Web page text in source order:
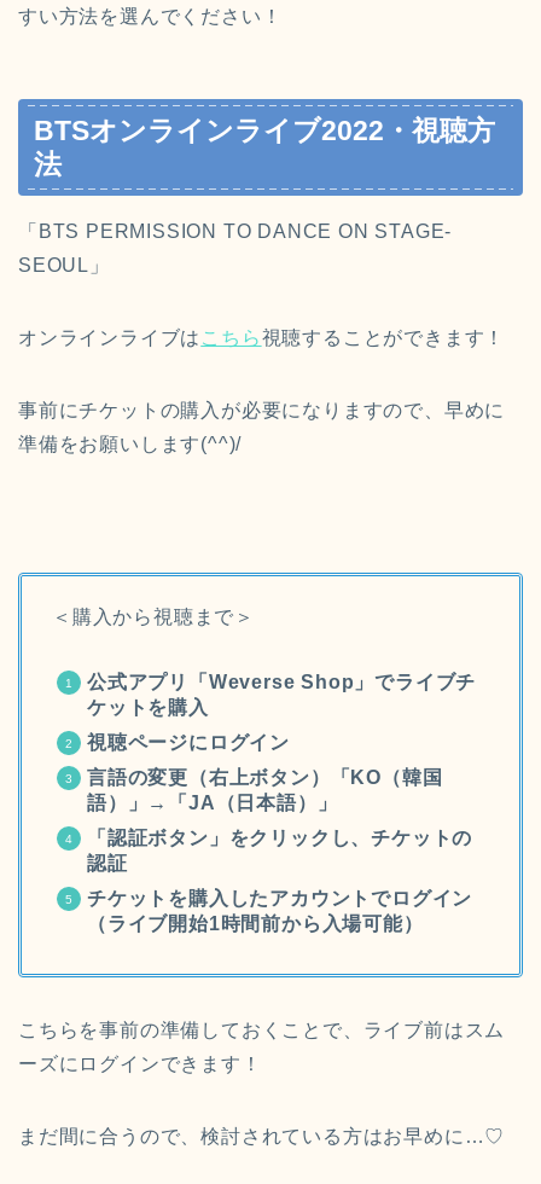
すい方法を選んでください！
BTSオンラインライブ2022・視聴方
法
「BTS PERMISSION TO DANCE ON STAGE-
SEOUL」
オンラインライブは こちら視聴することができます！
事前にチケットの購入が必要になりますので、早めに
準備をお願いします(^^)/
＜購入から視聴まで＞
公式アプリ「Weverse Shop」でライブチ
ケットを購入
視聴ページにログイン
言語の変更（右上ボタン）「 KO（韓国
語）」→「JA（日本語）」
「認証ボタン」をクリックし、チケットの
認証
チケットを購入したアカウントでログイン
（ライブ開始1時間前から入場可能）
こちらを事前の準備しておくことで、ライブ前はスム
ーズにログインできます！
まだ間に合うので、検討されている方はお早めに…♡